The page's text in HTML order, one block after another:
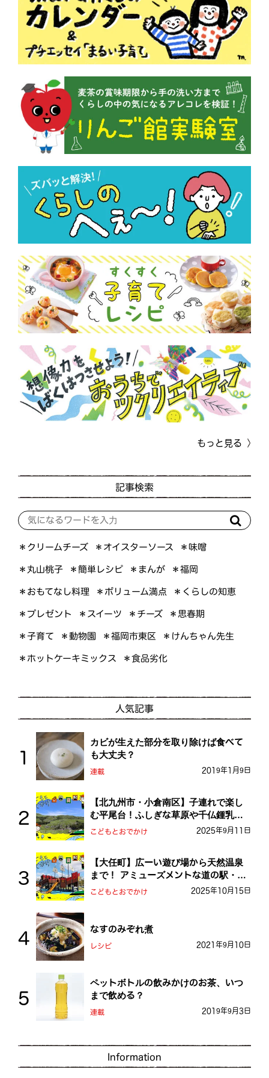
もっと見る
記事検索
＊クリームチーズ ＊オイスターソース ＊味噌
＊丸山桃子 ＊簡単レシピ ＊まんが ＊福岡
＊おもてなし料理 ＊ボリューム満点 ＊くらしの知恵
＊プレゼント ＊スイーツ ＊チーズ ＊思春期
＊子育て ＊動物園 ＊福岡市東区 ＊けんちゃん先生
＊ホットケーキミックス ＊食品劣化
人気記事
カビが生えた部分を取り除けば食べて
も大丈夫？
連載 2019年1月9日
【北九州市・小倉南区】子連れで楽し
む平尾台！ふしぎな草原や千仏鍾乳洞
を探検しよう！
こどもとおでかけ 2025年9月11日
【大任町】広ーい遊び場から天然温泉
まで！ アミューズメントな道の駅・お
おとう桜街道
こどもとおでかけ 2025年10月15日
なすのみぞれ煮
レシピ 2021年9月10日
ペットボトルの飲みかけのお茶、いつ
まで飲める？
連載 2019年9月3日
Information